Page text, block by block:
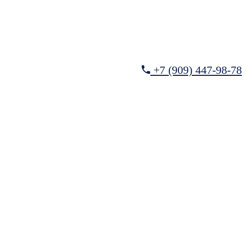
+7 (909) 447-98-78